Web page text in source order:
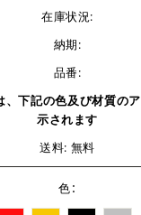
在庫状況:
納期:
品番:
、下記の色及び材質の
示されます
送料: 無料
色: